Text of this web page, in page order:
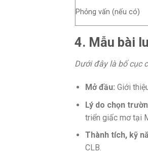
Phỏng vấn (nếu có)
4. Mẫu bài
Dưới đây là bố cục
Mở đầu: Giới
Lý do chọn
triển giấc mơ tại
Thành tích, kỹ
CLB.